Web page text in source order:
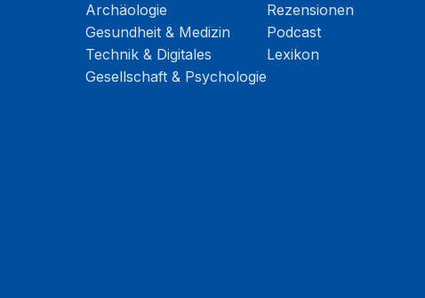
Archäologie
Gesundheit & Medizin
Technik & Digitales
Gesellschaft & Psychologie
Rezensionen
Podcast
Lexikon